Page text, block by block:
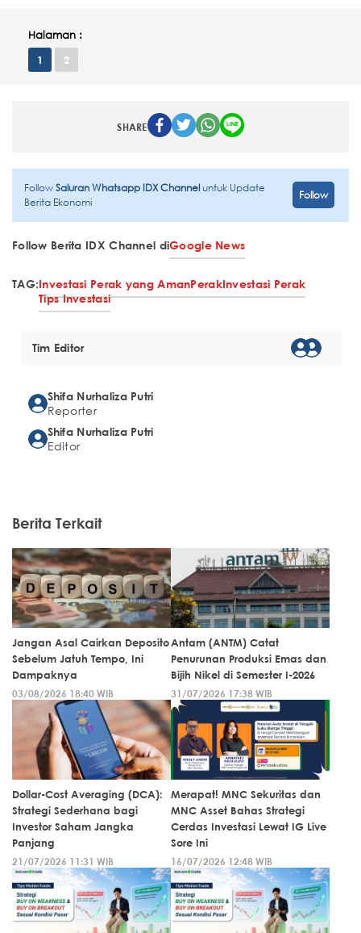
Halaman :
1 2
SHARE
FollowSaluran Whatsapp IDX Channeluntuk Update
Berita Ekonomi
Follow
Follow Berita IDX Channel diGoogle News
TAG:Investasi Perak yang AmanPerakInvestasi Perak
Tips Investasi
Tim Editor
Shifa Nurhaliza Putri
Reporter
Shifa Nurhaliza Putri
Editor
Berita Terkait
Jangan Asal Cairkan Deposito
Sebelum Jatuh Tempo, Ini
Dampaknya
03/08/2026 18:40 WIB
Antam (ANTM) Catat
Penurunan Produksi Emas dan
Bijih Nikel di Semester I-2026
31/07/2026 17:38 WIB
Dollar-Cost Averaging (DCA):
Strategi Sederhana bagi
Investor Saham Jangka
Panjang
21/07/2026 11:31 WIB
Merapat! MNC Sekuritas dan
MNC Asset Bahas Strategi
Cerdas Investasi Lewat IG Live
Sore Ini
16/07/2026 12:48 WIB